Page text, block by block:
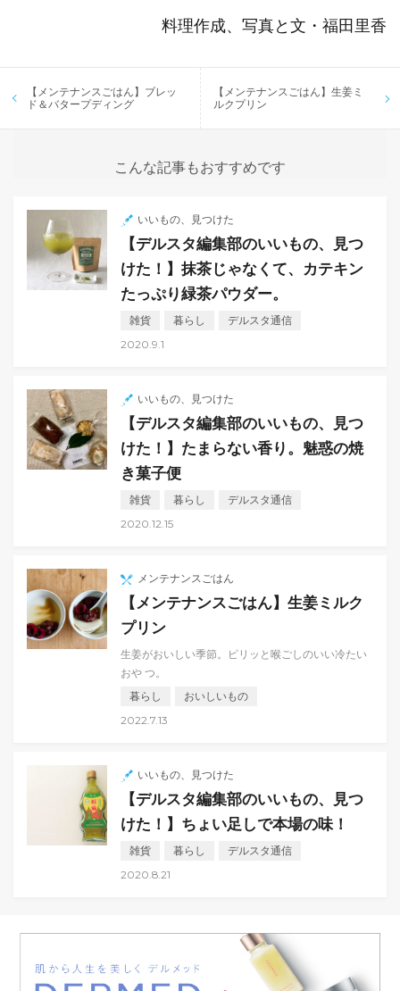
料理作成、写真と文・福田里香
稿
【メンテナンスごはん】ブレッ
ド＆バタープディング
【メンテナンスごはん】生姜ミ
ルクプリン
こんな記事もおすすめです
いいもの、見つけた
【デルスタ編集部のいいもの、見つ
けた！】抹茶じゃなくて、カテキン
たっぷり緑茶パウダー。
雑貨 暮らし
デルスタ通信
2020.9.1
いいもの、見つけた
【デルスタ編集部のいいもの、見つ
けた！】たまらない香り。魅惑の焼
き菓子便
雑貨 暮らし
デルスタ通信
2020.12.15
メンテナンスごはん
【メンテナンスごはん】生姜ミルク
プリン
生姜がおいしい季節。ピリッと喉ごしのいい冷たい
おや つ。
暮らし
おいしいもの
2022.7.13
いいもの、見つけた
【デルスタ編集部のいいもの、見つ
けた！】ちょい足しで本場の味！
雑貨 暮らし
デルスタ通信
2020.8.21